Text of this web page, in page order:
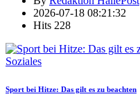
2026-07-18 08:21:32
Hits 228
Soziales
Sport bei Hitze: Das gilt es zu beachten